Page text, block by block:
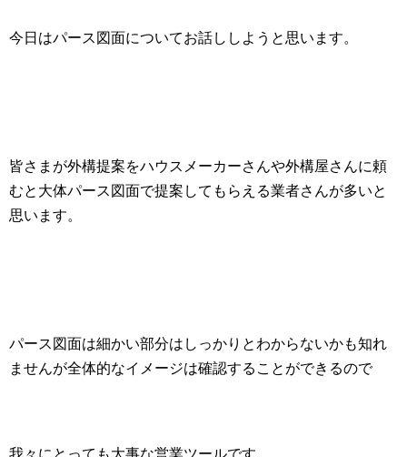
今日はパース図面についてお話ししようと思います。
皆さまが外構提案をハウスメーカーさんや外構屋さんに頼
むと大体パース図面で提案してもらえる業者さんが多いと
思います。
パース図面は細かい部分はしっかりとわからないかも知れ
ませんが全体的なイメージは確認することができるので
我々にとっても大事な営業ツールです。